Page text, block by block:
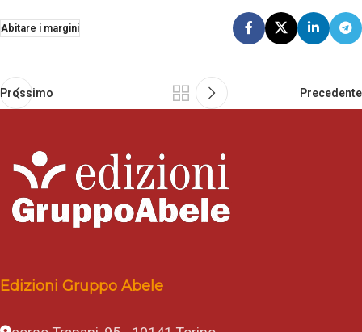
Abitare i margini
Prossimo Precedente
Edizioni Gruppo Abele